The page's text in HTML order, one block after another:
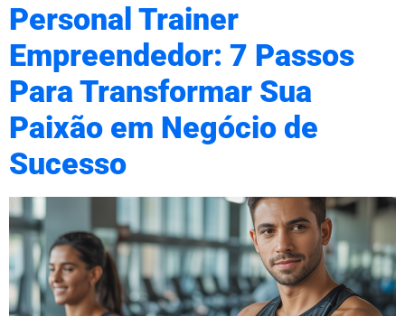
Personal Trainer
Empreendedor: 7 Passos
Para Transformar Sua
Paixão em Negócio de
Sucesso